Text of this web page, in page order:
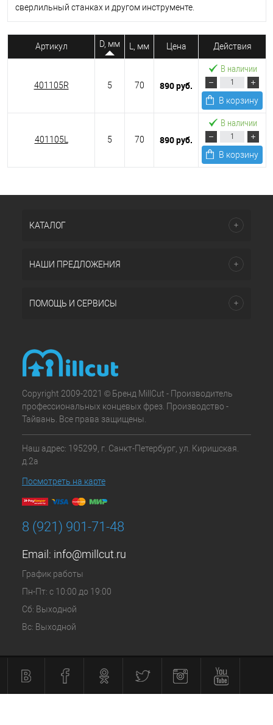
сверлильный станках и другом инструменте.
Артикул D, мм L, мм Цена Действия
401105R 5 70 890 руб.
В наличии
В корзину
401105L 5 70 890 руб.
В наличии
В корзину
КАТАЛОГ
НАШИ ПРЕДЛОЖЕНИЯ
ПОМОЩЬ И СЕРВИСЫ
Copyright 2009-2021 © Бренд MillCut - Производитель
профессиональных концевых фрез. Производство -
Тайвань. Все права защищены.
Наш адрес: 195299, г. Санкт-Петербург, ул. Киришская.
д.2а
Посмотреть на карте
8 (921) 901-71-48
Email: info@millcut.ru
График работы
Пн-Пт: с 10:00 до 19:00
Сб: Выходной
Вс: Выходной